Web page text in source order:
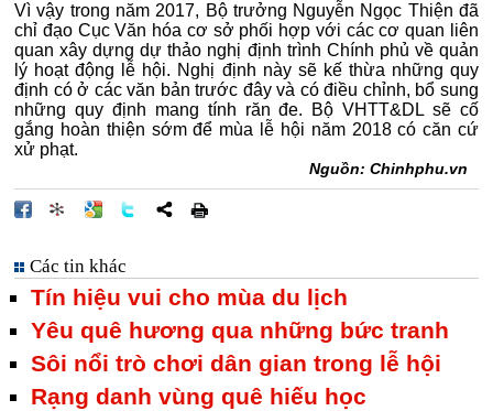
Vì vậy trong năm 2017, Bộ trưởng Nguyễn Ngọc Thiện đã
chỉ đạo Cục Văn hóa cơ sở phối hợp với các cơ quan liên
quan xây dựng dự thảo nghị định trình Chính phủ về quản
lý hoạt động lễ hội. Nghị định này sẽ kế thừa những quy
định có ở các văn bản trước đây và có điều chỉnh, bổ sung
những quy định mang tính răn đe. Bộ VHTT&DL sẽ cố
gắng hoàn thiện sớm để mùa lễ hội năm 2018 có căn cứ
xử phạt.
Nguồn: Chinhphu.vn
Các tin khác
Tín hiệu vui cho mùa du lịch
Yêu quê hương qua những bức tranh
Sôi nổi trò chơi dân gian trong lễ hội
Rạng danh vùng quê hiếu học